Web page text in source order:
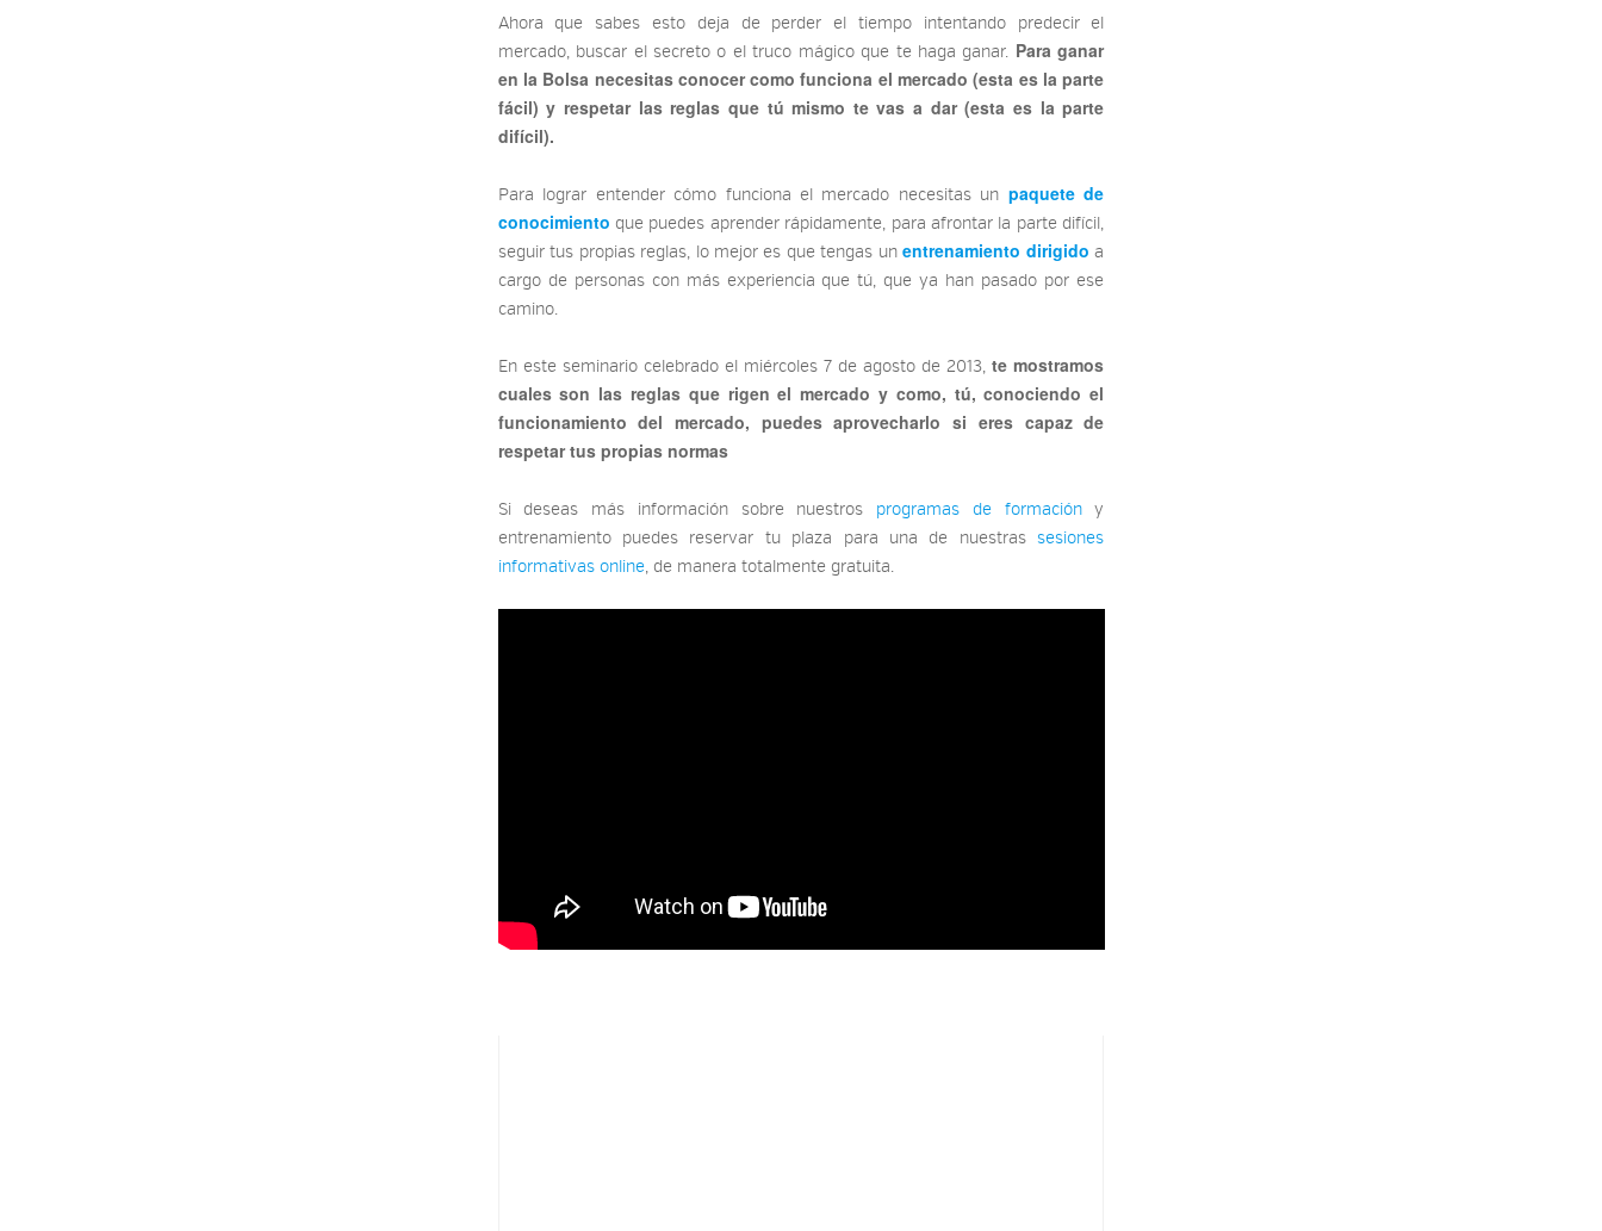
Ahora que sabes esto deja de perder el tiempo intentando predecir el
mercado, buscar el secreto o el truco mágico que te haga ganar. Para ganar
en la Bolsa necesitas conocer como funciona el mercado (esta es la parte
fácil) y respetar las reglas que tú mismo te vas a dar (esta es la parte
difícil).
Para lograr entender cómo funciona el mercado necesitas un paquete de
conocimiento que puedes aprender rápidamente, para afrontar la parte difícil,
seguir tus propias reglas, lo mejor es que tengas unentrenamiento dirigido a
cargo de personas con más experiencia que tú, que ya han pasado por ese
camino.
En este seminario celebrado el miércoles 7 de agosto de 2013,te mostramos
cuales son las reglas que rigen el mercado y como, tú, conociendo el
funcionamiento del mercado, puedes aprovecharlo si eres capaz de
respetar tus propias normas
Si deseas más información sobre nuestros programas de formacióny
entrenamiento puedes reservar tu plaza para una de nuestrassesiones
informativas online, de manera totalmente gratuita.